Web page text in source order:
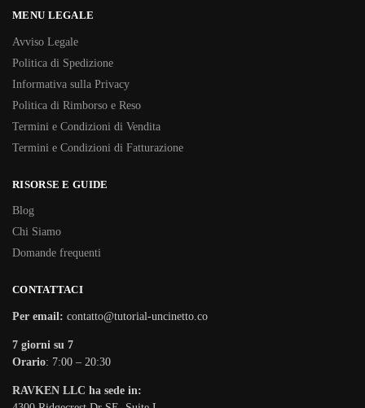
MENU LEGALE
Avviso Legale
Politica di Spedizione
Informativa sulla Privacy
Politica di Rimborso e Reso
Termini e Condizioni di Vendita
Termini e Condizioni di Fatturazione
RISORSE E GUIDE
Blog
Chi Siamo
Domande frequenti
CONTATTACI
Per email: contatto@tutorial-uncinetto.co
7 giorni su 7
Orario: 7:00 – 20:30
RAVKEN LLC ha sede in: